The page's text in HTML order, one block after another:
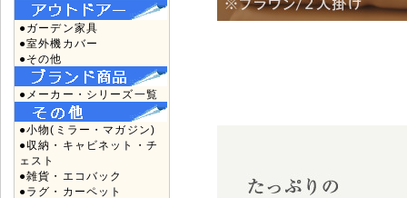
●ガーデン家具
●室外機カバー
●その他
●メーカー・シリーズ一覧
●小物(ミラー・マガジン)
●収納・キャビネット・チ
ェスト
●雑貨・エコバック
●ラグ・カーペット